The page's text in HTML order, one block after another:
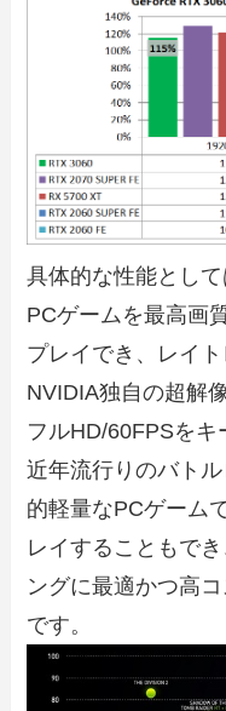
具体的な性能とし
PCゲームを最高画
プレイでき、レイ
NVIDIA独自の超解
フルHD/60FPSをキ
近年流行りのバト
的軽量なPCゲーム
レイすることもで
ングに最適かつ高
です。